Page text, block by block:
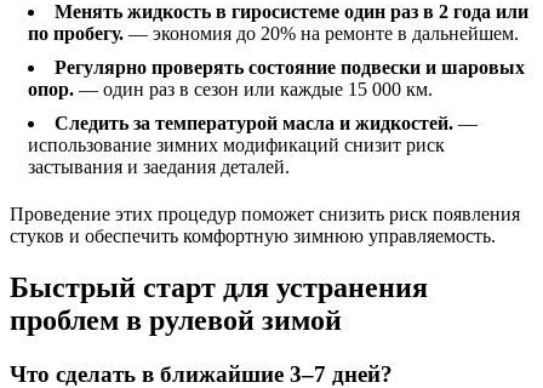
Менять жидкость в гиросистеме один раз в 2 года или
по пробегу. — экономия до 20% на ремонте в дальнейшем.
Регулярно проверять состояние подвески и шаровых
опор. — один раз в сезон или каждые 15 000 км.
Следить за температурой масла и жидкостей. —
использование зимних модификаций снизит риск
застывания и заедания деталей.
Проведение этих процедур поможет снизить риск появления
стуков и обеспечить комфортную зимнюю управляемость.
Быстрый старт для устранения
проблем в рулевой зимой
Что сделать в ближайшие 3–7 дней?